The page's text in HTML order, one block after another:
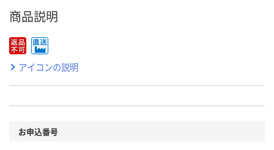
商品説明
アイコンの説明
お申込番号